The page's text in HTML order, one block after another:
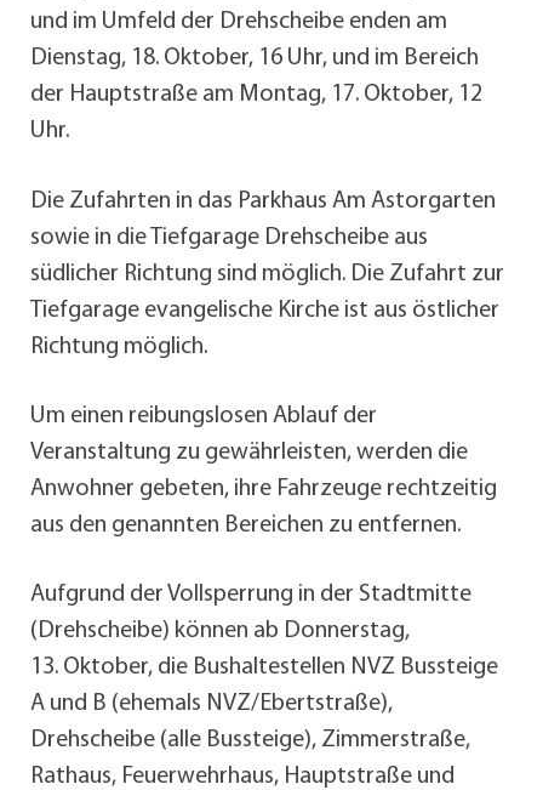
und im Umfeld der Drehscheibe enden am
Dienstag, 18. Oktober, 16 Uhr, und im Bereich
der Hauptstraße am Montag, 17. Oktober, 12
Uhr.
Die Zufahrten in das Parkhaus Am Astorgarten
sowie in die Tiefgarage Drehscheibe aus
südlicher Richtung sind möglich. Die Zufahrt zur
Tiefgarage evangelische Kirche ist aus östlicher
Richtung möglich.
Um einen reibungslosen Ablauf der
Veranstaltung zu gewährleisten, werden die
Anwohner gebeten, ihre Fahrzeuge rechtzeitig
aus den genannten Bereichen zu entfernen.
Aufgrund der Vollsperrung in der Stadtmitte
(Drehscheibe) können ab Donnerstag,
13. Oktober, die Bushaltestellen NVZ Bussteige
A und B (ehemals NVZ/Ebertstraße),
Drehscheibe (alle Bussteige), Zimmerstraße,
Rathaus, Feuerwehrhaus, Hauptstraße und